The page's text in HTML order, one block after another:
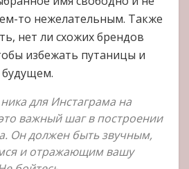
то нежелательным. Также
нет ли схожих брендов
избежать путаницы и
для Инстаграма на
важный шаг в построении
Он должен быть звучным,
и отражающим вашу